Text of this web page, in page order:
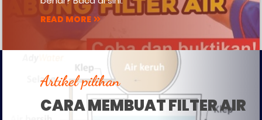
READ MORE
Artikel pilihan
CARA MEMBUAT FILTER AIR